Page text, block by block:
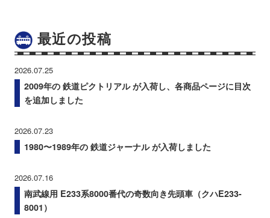
最近の投稿
2026.07.25
2009年の 鉄道ピクトリアル が入荷し、各商品ページに目次
を追加しました
2026.07.23
1980〜1989年の 鉄道ジャーナル が入荷しました
2026.07.16
南武線用 E233系8000番代の奇数向き先頭車（クハE233-
8001）